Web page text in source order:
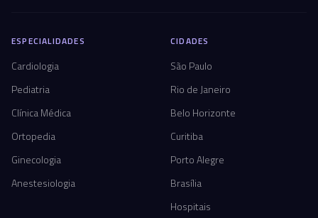
ESPECIALIDADES
Cardiologia
Pediatria
Clínica Médica
Ortopedia
Ginecologia
Anestesiologia
CIDADES
São Paulo
Rio de Janeiro
Belo Horizonte
Curitiba
Porto Alegre
Brasília
Hospitais